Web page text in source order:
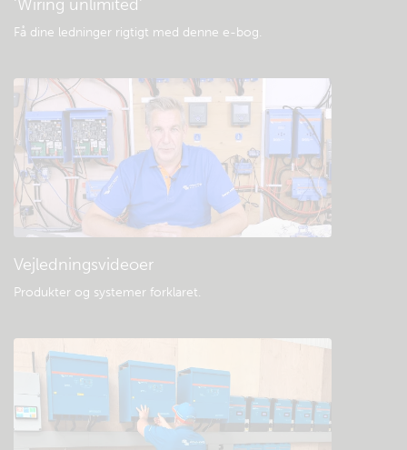
'Wiring unlimited'
Få dine ledninger rigtigt med denne e-bog.
Vejledningsvideoer
Produkter og systemer forklaret.